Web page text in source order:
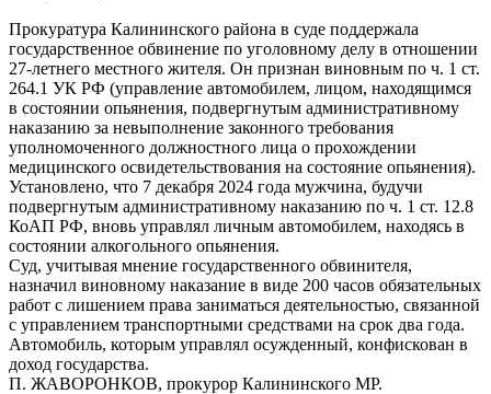
Прокуратура Калининского района в суде поддержала
государственное обвинение по уголовному делу в отношении
27-летнего местного жителя. Он признан виновным по ч. 1 ст.
264.1 УК РФ (управление автомобилем, лицом, находящимся
в состоянии опьянения, подвергнутым административному
наказанию за невыполнение законного требования
уполномоченного должностного лица о прохождении
медицинского освидетельствования на состояние опьянения).
Установлено, что 7 декабря 2024 года мужчина, будучи
подвергнутым административному наказанию по ч. 1 ст. 12.8
КоАП РФ, вновь управлял личным автомобилем, находясь в
состоянии алкогольного опьянения.
Суд, учитывая мнение государственного обвинителя,
назначил виновному наказание в виде 200 часов обязательных
работ с лишением права заниматься деятельностью, связанной
с управлением транспортными средствами на срок два года.
Автомобиль, которым управлял осужденный, конфискован в
доход государства.
П. ЖАВОРОНКОВ, прокурор Калининского МР.